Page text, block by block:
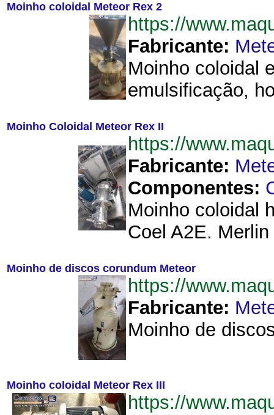
Moinho coloidal Meteor Rex 2
https://
Fabricante:
Moinho coloidal
emulsificação,
Moinho Coloidal Meteor Rex II
https://
Fabricante:
Componentes:
Moinho coloidal
Coel A2E.
Moinho de discos corundum Meteor
https://
Fabricante:
Moinho de
Moinho coloidal Meteor Rex III
https://